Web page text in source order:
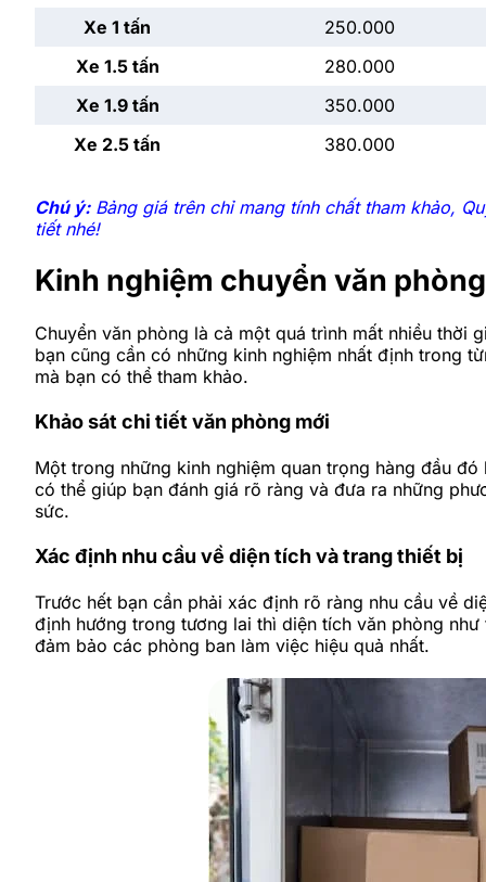
Xe 1 tấn
250.000
Xe 1.5 tấn
280.000
Xe 1.9 tấn
350.000
Xe 2.5 tấn
380.000
Chú ý:Bảng giá trên chỉ mang tính chất tham khảo,
tiết nhé!
Kinh nghiệm chuyển văn
Chuyển văn phòng là cả một quá trình mất nhiều thời
bạn cũng cần có những kinh nghiệm nhất định trong
mà bạn có thể tham khảo.
Khảo sát chi tiết văn phòng mới
Một trong những kinh nghiệm quan trọng hàng đầu
có thể giúp bạn đánh giá rõ ràng và đưa ra những
sức.
Xác định nhu cầu về diện tích và trang thiết bị
Trước hết bạn cần phải xác định rõ ràng nhu cầu về
định hướng trong tương lai thì diện tích văn phòng
đảm bảo các phòng ban làm việc hiệu quả nhất.